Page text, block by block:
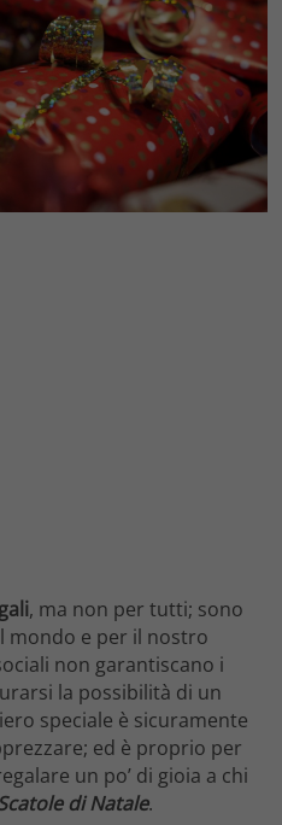
, ma non per tutti; sono
mondo e per il nostro
non garantiscano i
la possibilità di un
speciale è sicuramente
ed è proprio per
un po’ di gioia a chi
di Natale.